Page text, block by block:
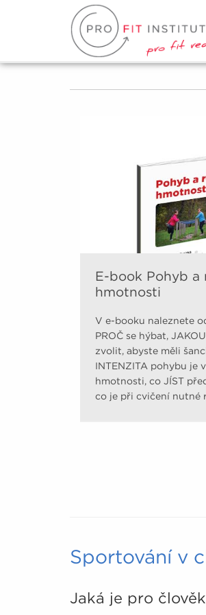
E-book Pohyb a
hmotnosti
V e-booku naleznete
PROČ se hýbat,
zvolit, abyste měli
INTENZITA pohybu je
hmotnosti, co JÍST
co je při cvičení nutné
Sportování v
Jaká je pro